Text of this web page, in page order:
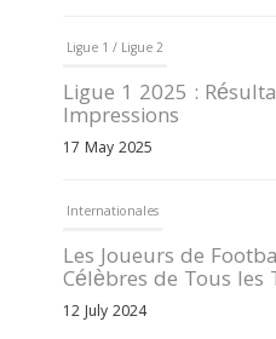
Ligue 1 / Ligue 2
Ligue 1 2025 :
Impressions
17 May 2025
Internationales
Les Joueurs de
Célèbres de Tous les
12 July 2024